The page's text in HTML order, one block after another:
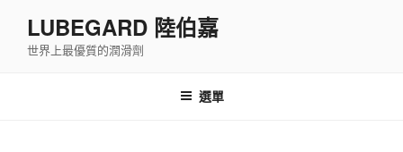
LUBEGARD 陸伯嘉
世界上最優質的潤滑劑
選單